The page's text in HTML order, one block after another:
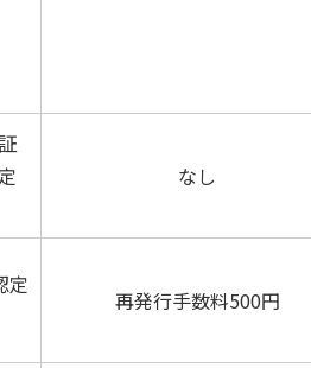
なし
定
再発行手数料500円